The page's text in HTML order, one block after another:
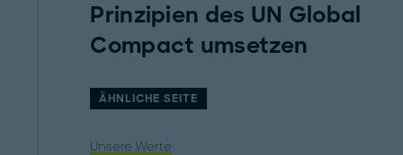
Prinzipien des UN Global
Compact umsetzen
ÄHNLICHE SEITE
Unsere Werte